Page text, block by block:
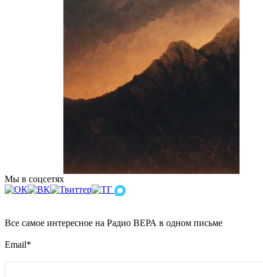
Мы в соцсетях
Все самое интересное на Радио ВЕРА в одном письме
Email*